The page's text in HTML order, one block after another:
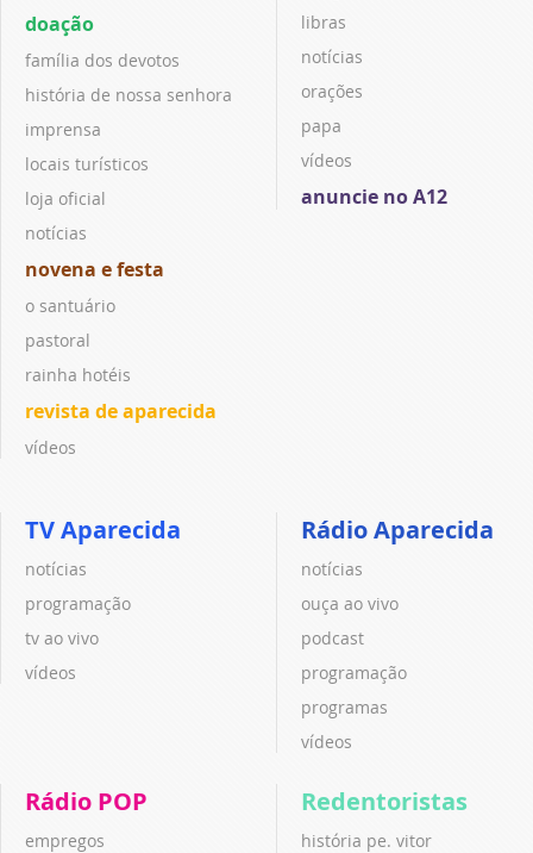
doação
família dos devotos
história de nossa senhora
imprensa
locais turísticos
loja oficial
notícias
novena e festa
o santuário
pastoral
rainha hotéis
revista de aparecida
vídeos
libras
notícias
orações
papa
vídeos
anuncie no A12
TV Aparecida
notícias
programação
tv ao vivo
vídeos
Rádio Aparecida
notícias
ouça ao vivo
podcast
programação
programas
vídeos
Rádio POP
empregos
Redentoristas
história pe. vitor